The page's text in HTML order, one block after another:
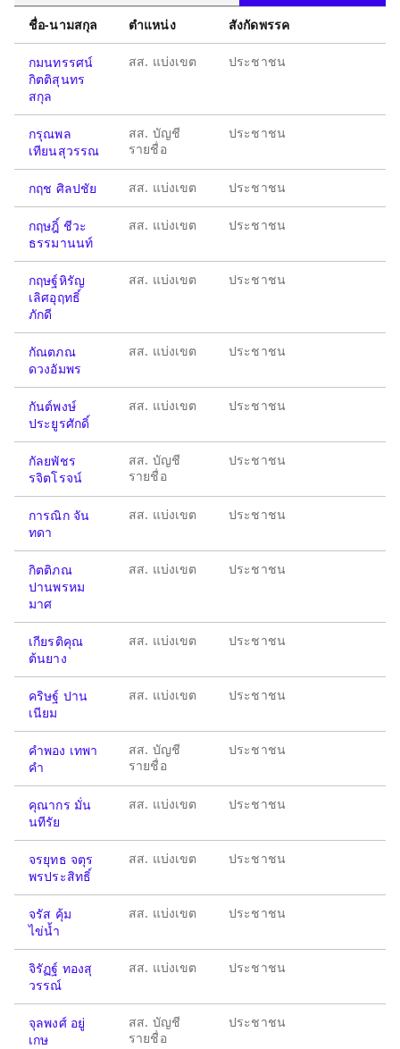
ชื่อ-นามสกุล ตำแหน่ง สังกัดพรรค
กมนทรรศน์
กิตติสุนทร
สกุล
สส. แบ่งเขต ประชาชน
กรุณพล
เทียนสุวรรณ
สส. บัญชี
รายชื่อ
ประชาชน
กฤช ศิลปชัย สส. แบ่งเขต ประชาชน
กฤษฎิ์ ชีวะ
ธรรมานนท์
สส. แบ่งเขต ประชาชน
กฤษฐ์หิรัญ
เลิศอุฤทธิ์
ภักดี
สส. แบ่งเขต ประชาชน
กัณตภณ
ดวงอัมพร
สส. แบ่งเขต ประชาชน
กันต์พงษ์
ประยูรศักดิ์
สส. แบ่งเขต ประชาชน
กัลยพัชร
รจิตโรจน์
สส. บัญชี
รายชื่อ
ประชาชน
การณิก จัน
ทดา
สส. แบ่งเขต ประชาชน
กิตติภณ
ปานพรหม
มาศ
สส. แบ่งเขต ประชาชน
เกียรติคุณ
ต้นยาง
สส. แบ่งเขต ประชาชน
คริษฐ์ ปาน
เนียม
สส. แบ่งเขต ประชาชน
คำพอง เทพา
คำ
สส. บัญชี
รายชื่อ
ประชาชน
คุณากร มั่น
นทีรัย
สส. แบ่งเขต ประชาชน
จรยุทธ จตุร
พรประสิทธิ์
สส. แบ่งเขต ประชาชน
จรัส คุ้ม
ไข่น้ำ
สส. แบ่งเขต ประชาชน
จิรัฏฐ์ ทองสุ
วรรณ์
สส. แบ่งเขต ประชาชน
จุลพงศ์ อยู่
เกษ
สส. บัญชี
รายชื่อ
ประชาชน